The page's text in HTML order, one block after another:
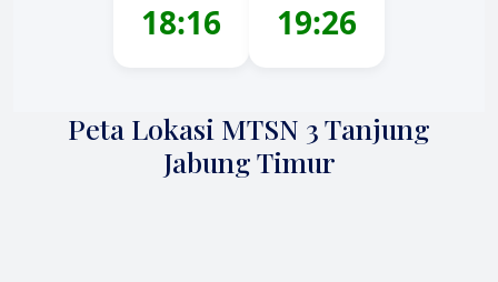
18:16 19:26
Peta Lokasi MTSN 3 Tanjung
Jabung Timur